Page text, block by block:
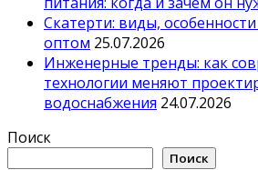
Скатерти: виды,
оптом 25.07.2026
Инженерные тренды: как
технологии меняют
водоснабжения 24.07.2026
Поиск
Поиск